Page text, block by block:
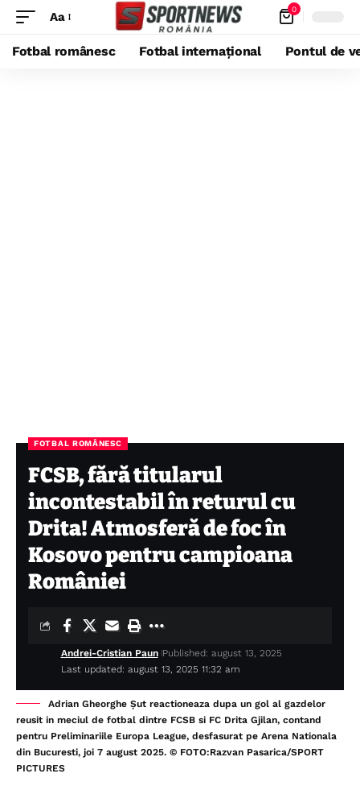
Aa 0
Fotbal românesc Fotbal internațional Pontul de
FOTBAL ROMÂNESC
FCSB, fără titularul
incontestabil în returul cu
Drita! Atmosferă de foc în
Kosovo pentru campioana
României
Last updated: august 13, 2025 11:32 am
Andrei-Cristian Paun Published: august 13, 2025
Adrian Gheorghe Șut reactioneaza dupa un gol al gazdelor
reusit in meciul de fotbal dintre FCSB si FC Drita Gjilan, contand
pentru Preliminariile Europa League, desfasurat pe Arena Nationala
din Bucuresti, joi 7 august 2025. © FOTO:Razvan Pasarica/SPORT
PICTURES